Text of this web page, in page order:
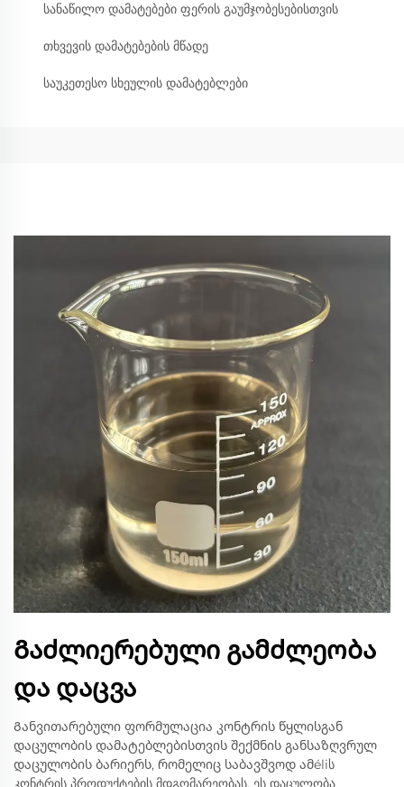
სანაწილო დამატებები ფერის გაუმჯობესებისთვის
თხვევის დამატებების მწადე
საუკეთესო სხეულის დამატებლები
Გაძლიერებული გამძლეობა
და დაცვა
Განვითარებული ფორმულაცია კონტრის წყლისგან
დაცულობის დამატებლებისთვის შექმნის განსაზღვრულ
დაცულობის ბარიერს, რომელიც საბავშვოდ ამéliს
კონტრის პროდუქტების მდგომარეობას. ეს დაცულობა